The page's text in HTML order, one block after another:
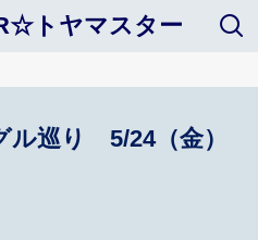
トヤマスター
ル巡り 5/24（金）